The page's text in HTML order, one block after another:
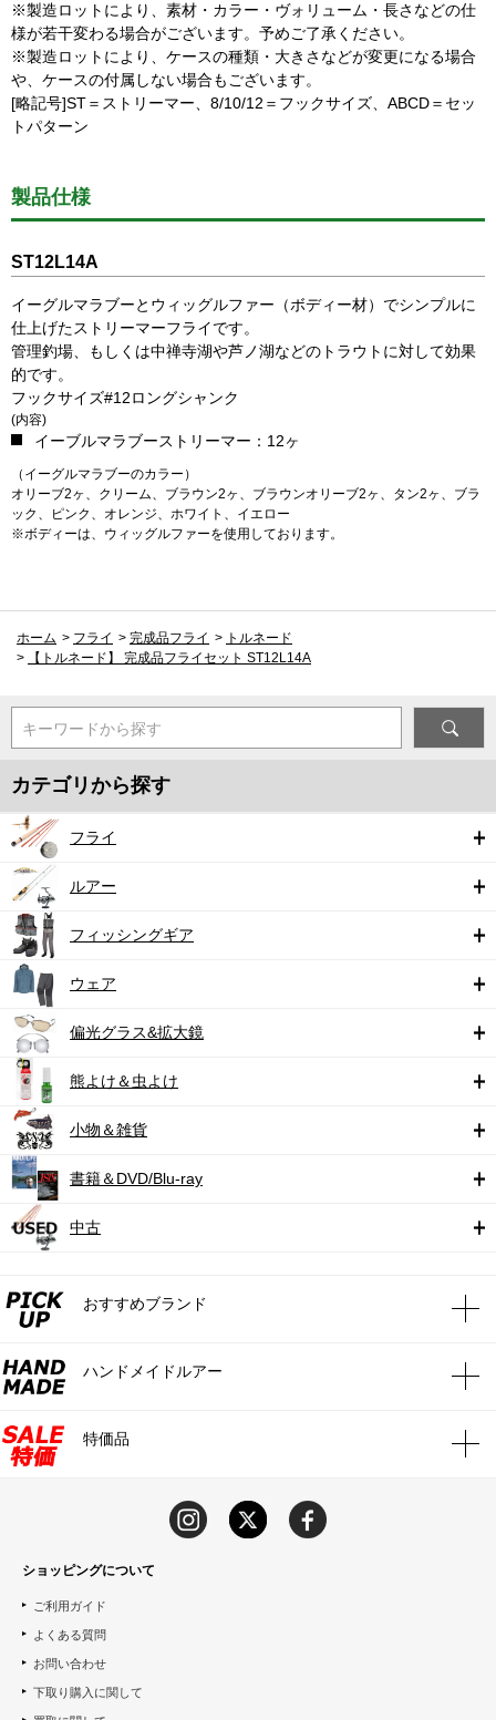
※製造ロットにより、素材・カラー・ヴォリューム・長さなどの仕
様が若干変わる場合がございます。予めご了承ください。
※製造ロットにより、ケースの種類・大きさなどが変更になる場合
や、ケースの付属しない場合もございます。
[略記号]ST＝ストリーマー、8/10/12＝フックサイズ、ABCD＝セッ
トパターン
製品仕様
ST12L14A
イーグルマラブーとウィッグルファー（ボディー材）でシンプルに
仕上げたストリーマーフライです。
管理釣場、もしくは中禅寺湖や芦ノ湖などのトラウトに対して効果
的です。
フックサイズ#12ロングシャンク
(内容)
イーブルマラブーストリーマー：12ヶ
（イーグルマラブーのカラー）
オリーブ2ヶ、クリーム、ブラウン2ヶ、ブラウンオリーブ2ヶ、タン2ヶ、ブラ
ック、ピンク、オレンジ、ホワイト、イエロー
※ボディーは、ウィッグルファーを使用しております。
ホーム > フライ > 完成品フライ > トルネード
>
【トルネード】 完成品フライセット ST12L14A
キーワードから探す
カテゴリから探す
フライ
ルアー
フィッシングギア
ウェア
偏光グラス&拡大鏡
熊よけ＆虫よけ
小物＆雑貨
書籍＆DVD/Blu-ray
中古
おすすめブランド
ハンドメイドルアー
特価品
ショッピングについて
ご利用ガイド
よくある質問
お問い合わせ
下取り購入に関して